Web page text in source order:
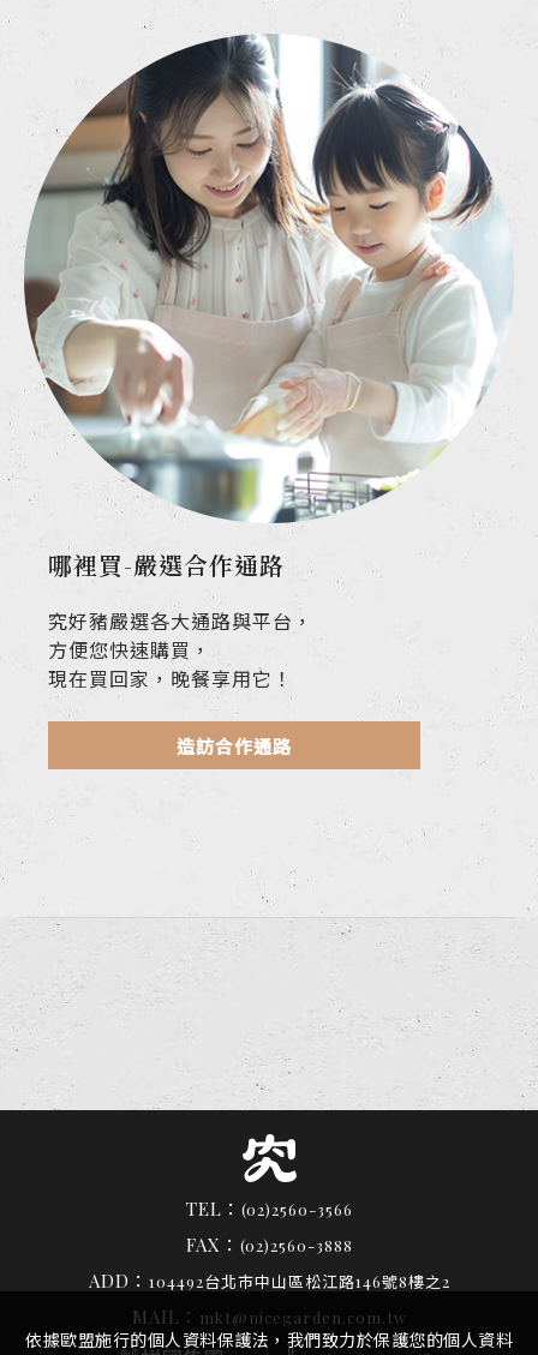
哪裡買-嚴選合作通路
究好豬嚴選各大通路與平台，
方便您快速購買，
現在買回家，晚餐享用它！
造訪合作通路
TEL： (02)2560-3566
FAX： (02)2560-3888
ADD： 104492台北市中山區松江路146號8樓之2
MAIL： mkt@nicegarden.com.tw
依據歐盟施行的個人資料保護法，我們致力於保護您的個人資料